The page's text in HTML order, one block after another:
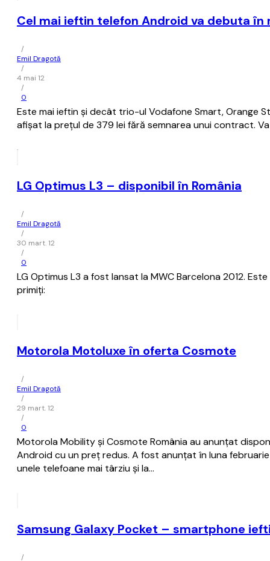
Cel mai ieftin telefon Android va debuta în
/
Emil Dragotă
/
4 mai 12
/
0
Este mai ieftin și decât trio-ul Vodafone Smart, Orange
afișat la prețul de 379 lei fără semnarea unui contract.
LG Optimus L3 – disponibil în România
/
Emil Dragotă
/
30 mart. 12
/
0
LG Optimus L3 a fost lansat la MWC Barcelona 2012.
primiți:
Motorola Motoluxe în oferta Cosmote
/
Emil Dragotă
/
29 mart. 12
/
0
Motorola Mobility și Cosmote România au anunțat
Android cu un preț redus. A fost anunțat în luna
unele telefoane mai târziu și la…
Samsung Galaxy Pocket – smartphone
/